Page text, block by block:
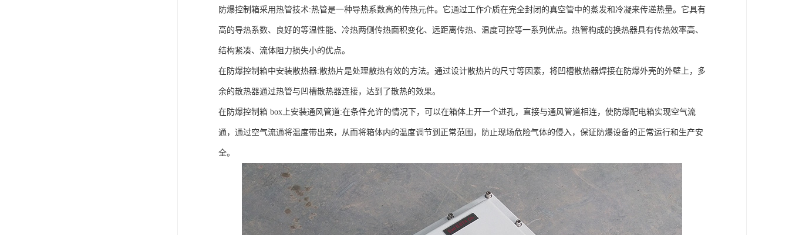
防爆控制箱采用热管技术:热管是一种导热系数高的传热元件。它通过工作介质在完全封闭的真空管中的蒸发和冷凝来传递热量。它具有
高的导热系数、良好的等温性能、冷热两侧传热面积变化、远距离传热、温度可控等一系列优点。热管构成的换热器具有传热效率高、
结构紧凑、流体阻力损失小的优点。
在防爆控制箱中安装散热器:散热片是处理散热有效的方法。通过设计散热片的尺寸等因素，将凹槽散热器焊接在防爆外壳的外壁上，多
余的散热器通过热管与凹槽散热器连接，达到了散热的效果。
在防爆控制箱 box上安装通风管道:在条件允许的情况下，可以在箱体上开一个进孔，直接与通风管道相连，使防爆配电箱实现空气流
通，通过空气流通将温度带出来，从而将箱体内的温度调节到正常范围，防止现场危险气体的侵入，保证防爆设备的正常运行和生产安
全。